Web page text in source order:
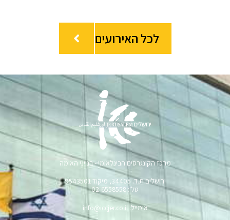
לכל האירועים
מרכז הקונגרסים הבינלאומי - בנייני האומה
ירושלים ת.ד. 34405, מיקוד 9543501
טל׳: 02-6558558
אימייל: info@iccjer.co.il